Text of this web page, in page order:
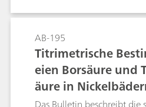
eingeräumt.
AB-195
Titrimetrische
eien Borsäure und
äure in